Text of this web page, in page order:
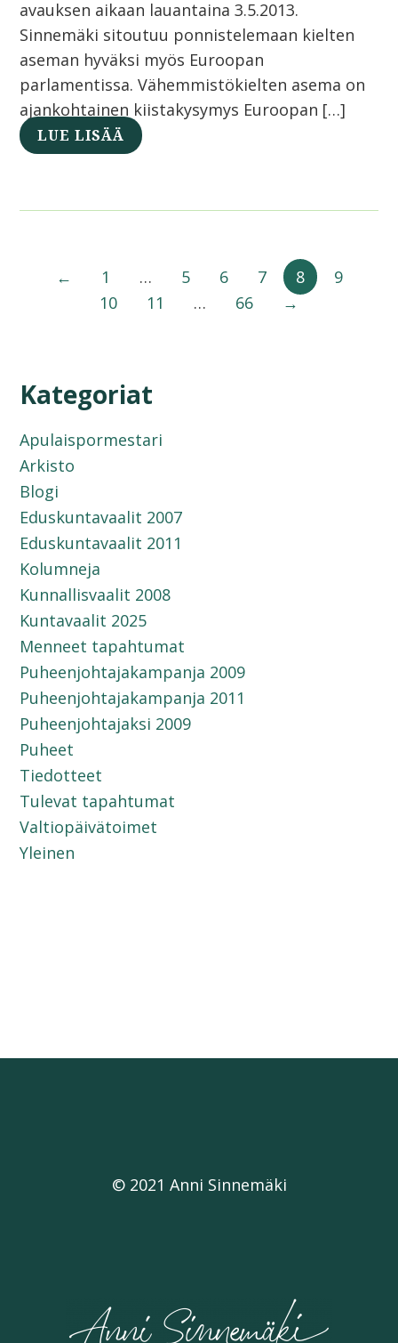
avauksen aikaan lauantaina 3.5.2013.
Sinnemäki sitoutuu ponnistelemaan kielten
aseman hyväksi myös Euroopan
parlamentissa. Vähemmistökielten asema on
ajankohtainen kiistakysymys Euroopan […]
LUE LISÄÄ
← 1 … 5 6 7 8
9
10
11 … 66 →
Kategoriat
Apulaispormestari
Arkisto
Blogi
Eduskuntavaalit 2007
Eduskuntavaalit 2011
Kolumneja
Kunnallisvaalit 2008
Kuntavaalit 2025
Menneet tapahtumat
Puheenjohtajakampanja 2009
Puheenjohtajakampanja 2011
Puheenjohtajaksi 2009
Puheet
Tiedotteet
Tulevat tapahtumat
Valtiopäivätoimet
Yleinen
© 2021 Anni Sinnemäki